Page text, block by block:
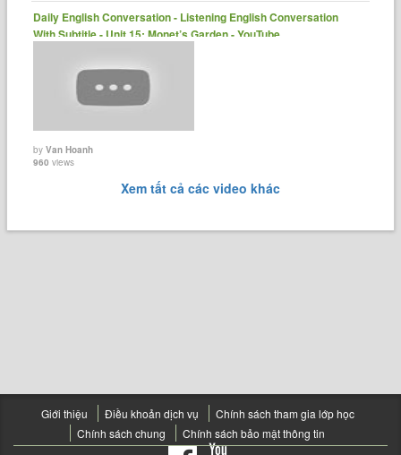
Daily English Conversation - Listening English Conversation
With Subtitle - Unit 15: Monet’s Garden - YouTube
byVan Hoanh
960 views
Xem tất cả các video khác
Giới thiệu Điều khoản dịch vụ
Chính sách tham gia lớp học
Chính sách chung
Chính sách bảo mật thông tin